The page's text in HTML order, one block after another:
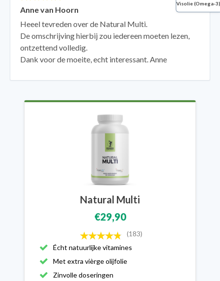
Anne van Hoorn
Heeel tevreden over de Natural Multi.
De omschrijving hierbij zou iedereen moeten lezen,
ontzettend volledig.
Dank voor de moeite, echt interessant. Anne
Natural Multi
€29,90
(183)
Écht natuurlijke vitamines
Met extra vièrge olijfolie
Zinvolle doseringen
Visolie (Omega-3)